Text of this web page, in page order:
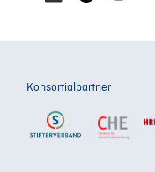
Konsortialpartner